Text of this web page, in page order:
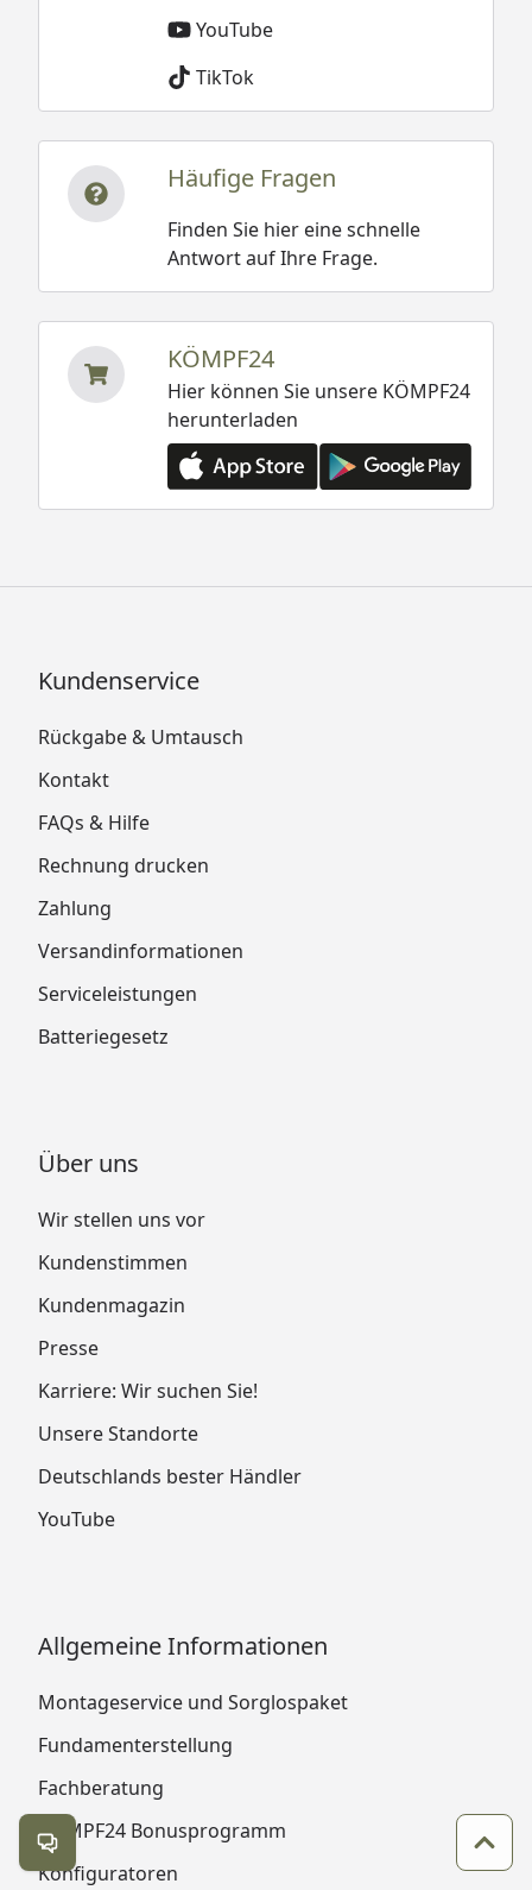
YouTube
TikTok
Häufige Fragen
Finden Sie hier eine schnelle
Antwort auf Ihre Frage.
KÖMPF24
Hier können Sie unsere KÖMPF24
herunterladen
Kundenservice
Rückgabe & Umtausch
Kontakt
FAQs & Hilfe
Rechnung drucken
Zahlung
Versandinformationen
Serviceleistungen
Batteriegesetz
Über uns
Wir stellen uns vor
Kundenstimmen
Kundenmagazin
Presse
Karriere: Wir suchen Sie!
Unsere Standorte
Deutschlands bester Händler
YouTube
Allgemeine Informationen
Montageservice und Sorglospaket
Fundamenterstellung
Fachberatung
KÖMPF24 Bonusprogramm
Konfiguratoren
Kontakt öffnen